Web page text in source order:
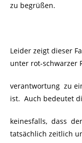
zu begrüßen.
Leider zeigt dieser
unter rot-schwarzer
verantwortung zu
ist. Auch bedeutet
keinesfalls, dass
tatsächlich zeitlich